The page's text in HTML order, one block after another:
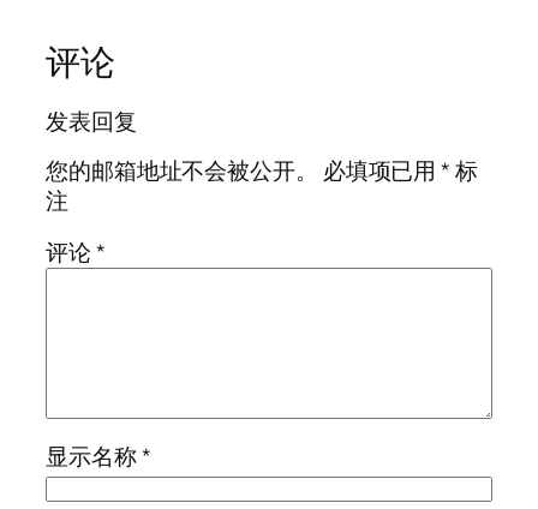
评论
发表回复
您的邮箱地址不会被公开。
必填项已用*标
注
评论*
显示名称*